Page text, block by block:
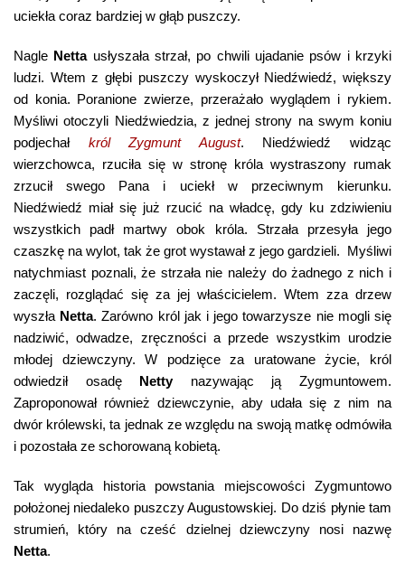
uciekła coraz bardziej w głąb puszczy.
Nagle Nettausłyszała strzał, po chwili ujadanie psów i krzyki
ludzi. Wtem z głębi puszczy wyskoczył Niedźwiedź, większy
od konia. Poranione zwierze, przerażało wyglądem i rykiem.
Myśliwi otoczyli Niedźwiedzia, z jednej strony na swym koniu
podjechał król Zygmunt August. Niedźwiedź widząc
wierzchowca, rzuciła się w stronę króla wystraszony rumak
zrzucił swego Pana i uciekł w przeciwnym kierunku.
Niedźwiedź miał się już rzucić na władcę, gdy ku zdziwieniu
wszystkich padł martwy obok króla. Strzała przesyła jego
czaszkę na wylot, tak że grot wystawał z jego gardzieli. Myśliwi
natychmiast poznali, że strzała nie należy do żadnego z nich i
zaczęli, rozglądać się za jej właścicielem. Wtem zza drzew
wyszła Netta. Zarówno król jak i jego towarzysze nie mogli się
nadziwić, odwadze, zręczności a przede wszystkim urodzie
młodej dziewczyny. W podzięce za uratowane życie, król
odwiedził osadę Nettynazywając ją Zygmuntowem.
Zaproponował również dziewczynie, aby udała się z nim na
dwór królewski, ta jednak ze względu na swoją matkę odmówiła
i pozostała ze schorowaną kobietą.
Tak wygląda historia powstania miejscowości Zygmuntowo
położonej niedaleko puszczy Augustowskiej. Do dziś płynie tam
strumień, który na cześć dzielnej dziewczyny nosi nazwę
Netta.